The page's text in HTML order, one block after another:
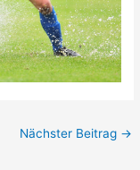
Nächster Beitrag →